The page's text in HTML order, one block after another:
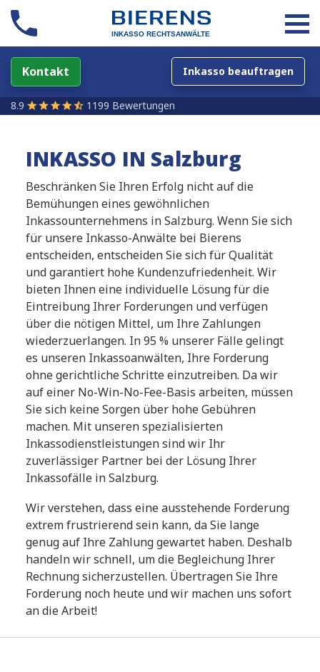
Kontakt Inkasso beauftragen
8.9 1199 Bewertungen
INKASSO IN Salzburg
Beschränken Sie Ihren Erfolg nicht auf die
Bemühungen eines gewöhnlichen
Inkassounternehmens in Salzburg. Wenn Sie sich
für unsere Inkasso-Anwälte bei Bierens
entscheiden, entscheiden Sie sich für Qualität
und garantiert hohe Kundenzufriedenheit. Wir
bieten Ihnen eine individuelle Lösung für die
Eintreibung Ihrer Forderungen und verfügen
über die nötigen Mittel, um Ihre Zahlungen
wiederzuerlangen. In 95 % unserer Fälle gelingt
es unseren Inkassoanwälten, Ihre Forderung
ohne gerichtliche Schritte einzutreiben. Da wir
auf einer No-Win-No-Fee-Basis arbeiten, müssen
Sie sich keine Sorgen über hohe Gebühren
machen. Mit unseren spezialisierten
Inkassodienstleistungen sind wir Ihr
zuverlässiger Partner bei der Lösung Ihrer
Inkassofälle in Salzburg.
Wir verstehen, dass eine ausstehende Forderung
extrem frustrierend sein kann, da Sie lange
genug auf Ihre Zahlung gewartet haben. Deshalb
handeln wir schnell, um die Begleichung Ihrer
Rechnung sicherzustellen. Übertragen Sie Ihre
Forderung noch heute und wir machen uns sofort
an die Arbeit!